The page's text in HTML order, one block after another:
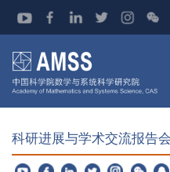
科研进展与学术交流报告会